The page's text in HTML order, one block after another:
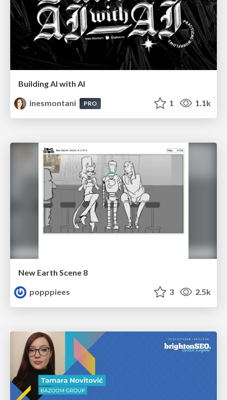
Building AI with AI
inesmontani
PRO 1 1.1k
New Earth Scene 8
popppiees
3 2.5k